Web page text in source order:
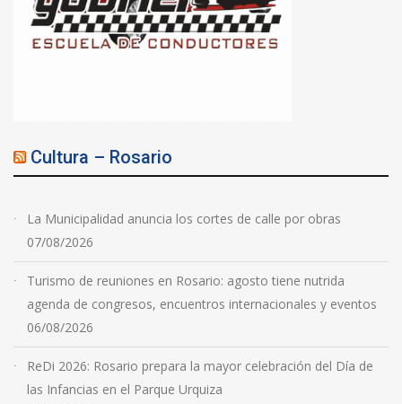
Cultura – Rosario
La Municipalidad anuncia los cortes de calle por obras
07/08/2026
Turismo de reuniones en Rosario: agosto tiene nutrida
agenda de congresos, encuentros internacionales y eventos
06/08/2026
ReDi 2026: Rosario prepara la mayor celebración del Día de
las Infancias en el Parque Urquiza